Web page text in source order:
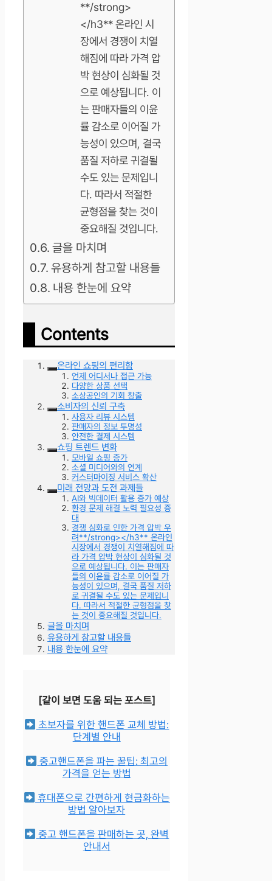
**/strong>
</h3** 온라인 시
장에서 경쟁이 치열
해짐에 따라 가격 압
박 현상이 심화될 것
으로 예상됩니다. 이
는 판매자들의 이윤
률 감소로 이어질 가
능성이 있으며, 결국
품질 저하로 귀결될
수도 있는 문제입니
다. 따라서 적절한
균형점을 찾는 것이
중요해질 것입니다.
글을 마치며
유용하게 참고할 내용들
내용 한눈에 요약
Contents
온라인 쇼핑의 편리함
언제 어디서나 접근 가능
다양한 상품 선택
소상공인의 기회 창출
소비자의 신뢰 구축
사용자 리뷰 시스템
판매자의 정보 투명성
안전한 결제 시스템
쇼핑 트렌드 변화
모바일 쇼핑 증가
소셜 미디어와의 연계
커스터마이징 서비스 확산
미래 전망과 도전 과제들
AI와 빅데이터 활용 증가 예상
환경 문제 해결 노력 필요성 증
대
경쟁 심화로 인한 가격 압박 우
려**/strong></h3** 온라인
시장에서 경쟁이 치열해짐에 따
라 가격 압박 현상이 심화될 것
으로 예상됩니다. 이는 판매자
들의 이윤률 감소로 이어질 가
능성이 있으며, 결국 품질 저하
로 귀결될 수도 있는 문제입니
다. 따라서 적절한 균형점을 찾
는 것이 중요해질 것입니다.
글을 마치며
유용하게 참고할 내용들
내용 한눈에 요약
[같이 보면 도움 되는 포스트]
초보자를 위한 핸드폰 교체 방법:
단계별 안내
중고핸드폰을 파는 꿀팁: 최고의
가격을 얻는 방법
휴대폰으로 간편하게 현금화하는
방법 알아보자
중고 핸드폰을 판매하는 곳, 완벽
안내서